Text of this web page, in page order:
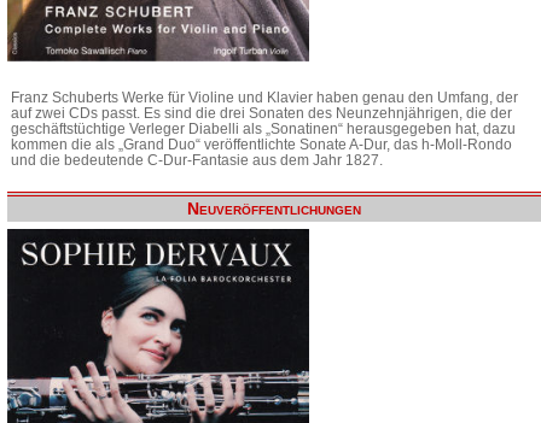
Franz Schuberts Werke für Violine und Klavier haben genau den Umfang, der
auf zwei CDs passt. Es sind die drei Sonaten des Neunzehnjährigen, die der
geschäftstüchtige Verleger Diabelli als „Sonatinen“ herausgegeben hat, dazu
kommen die als „Grand Duo“ veröffentlichte Sonate A-Dur, das h-Moll-Rondo
und die bedeutende C-Dur-Fantasie aus dem Jahr 1827.
Neuveröffentlichungen